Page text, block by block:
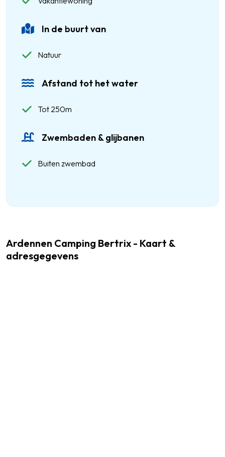
In de buurt van
Natuur
Afstand tot het water
Tot 250m
Zwembaden & glijbanen
Buiten zwembad
Ardennen Camping Bertrix - Kaart &
adresgegevens